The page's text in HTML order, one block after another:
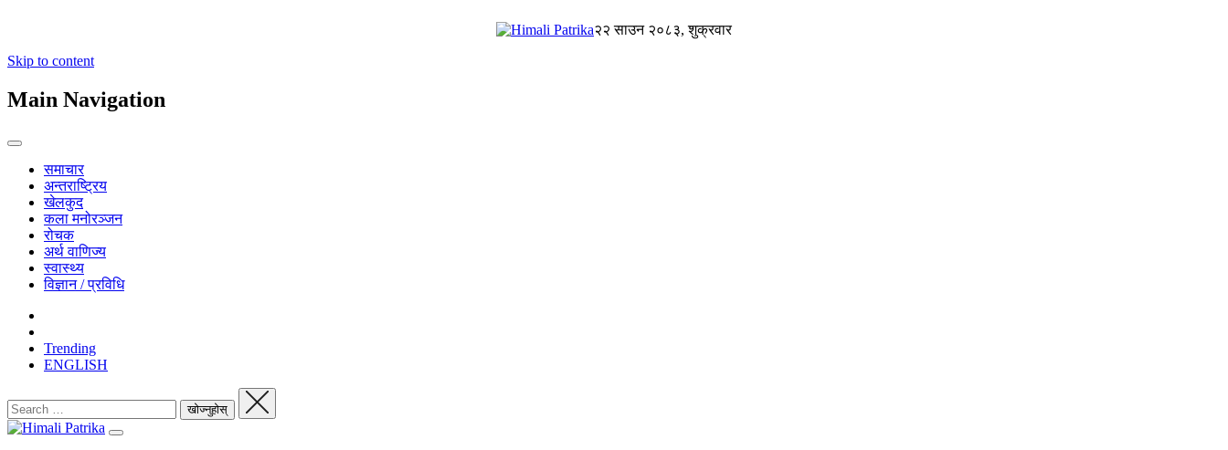
२२ साउन २०८३, शुक्रवार
Skip to content
Main Navigation
समाचार
अन्तराष्ट्रिय
खेलकुद
कला मनोरञ्जन
रोचक
अर्थ वाणिज्य
स्वास्थ्य
विज्ञान / प्रविधि
Trending
ENGLISH